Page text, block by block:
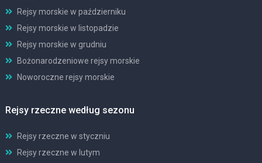
Rejsy morskie w październiku
Rejsy morskie w listopadzie
Rejsy morskie w grudniu
Bożonarodzeniowe rejsy morskie
Noworoczne rejsy morskie
Rejsy rzeczne według sezonu
Rejsy rzeczne w styczniu
Rejsy rzeczne w lutym